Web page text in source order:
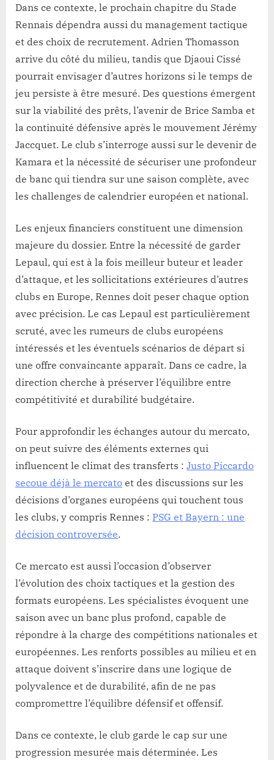
Dans ce contexte, le prochain chapitre du Stade
Rennais dépendra aussi du management tactique
et des choix de recrutement. Adrien Thomasson
arrive du côté du milieu, tandis que Djaoui Cissé
pourrait envisager d’autres horizons si le temps de
jeu persiste à être mesuré. Des questions émergent
sur la viabilité des prêts, l’avenir de Brice Samba et
la continuité défensive après le mouvement Jérémy
Jaccquet. Le club s’interroge aussi sur le devenir de
Kamara et la nécessité de sécuriser une profondeur
de banc qui tiendra sur une saison complète, avec
les challenges de calendrier européen et national.
Les enjeux financiers constituent une dimension
majeure du dossier. Entre la nécessité de garder
Lepaul, qui est à la fois meilleur buteur et leader
d’attaque, et les sollicitations extérieures d’autres
clubs en Europe, Rennes doit peser chaque option
avec précision. Le cas Lepaul est particulièrement
scruté, avec les rumeurs de clubs européens
intéressés et les éventuels scénarios de départ si
une offre convaincante apparaît. Dans ce cadre, la
direction cherche à préserver l’équilibre entre
compétitivité et durabilité budgétaire.
Pour approfondir les échanges autour du mercato,
on peut suivre des éléments externes qui
influencent le climat des transferts : Justo Piccardo
secoue déjà le mercato et des discussions sur les
décisions d’organes européens qui touchent tous
les clubs, y compris Rennes : PSG et Bayern : une
décision controversée.
Ce mercato est aussi l’occasion d’observer
l’évolution des choix tactiques et la gestion des
formats européens. Les spécialistes évoquent une
saison avec un banc plus profond, capable de
répondre à la charge des compétitions nationales et
européennes. Les renforts possibles au milieu et en
attaque doivent s’inscrire dans une logique de
polyvalence et de durabilité, afin de ne pas
compromettre l’équilibre défensif et offensif.
Dans ce contexte, le club garde le cap sur une
progression mesurée mais déterminée. Les